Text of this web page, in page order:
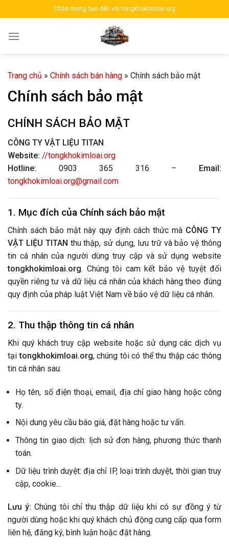
to
content
Chào mừng bạn đến với tongkhokimloai.org
Trang chủ » Chính sách bán hàng » Chính sách bảo mật
Chính sách bảo mật
CHÍNH SÁCH BẢO MẬT
CÔNG TY VẬT LIỆU TITAN
Website: //tongkhokimloai.org
Hotline: 0903 365 316 –
Email:
tongkhokimloai.org@gmail.com
1. Mục đích của Chính sách bảo mật
Chính sách bảo mật này quy định cách thức mà CÔNG TY
VẬT LIỆU TITAN thu thập, sử dụng, lưu trữ và bảo vệ thông
tin cá nhân của người dùng truy cập và sử dụng website
tongkhokimloai.org. Chúng tôi cam kết bảo vệ tuyệt đối
quyền riêng tư và dữ liệu cá nhân của khách hàng theo đúng
quy định của pháp luật Việt Nam về bảo vệ dữ liệu cá nhân.
2. Thu thập thông tin cá nhân
Khi quý khách truy cập website hoặc sử dụng các dịch vụ
tạitongkhokimloai.org, chúng tôi có thể thu thập các thông
tin cá nhân sau:
Họ tên, số điện thoại, email, địa chỉ giao hàng hoặc công
ty.
Nội dung yêu cầu báo giá, đặt hàng hoặc tư vấn.
Thông tin giao dịch: lịch sử đơn hàng, phương thức thanh
toán.
Dữ liệu trình duyệt: địa chỉ IP, loại trình duyệt, thời gian truy
cập, cookie…
Lưu ý: Chúng tôi chỉ thu thập dữ liệu khi có sự đồng ý từ
người dùng hoặc khi quý khách chủ động cung cấp qua form
liên hệ, đăng ký, bình luận hoặc đặt hàng.